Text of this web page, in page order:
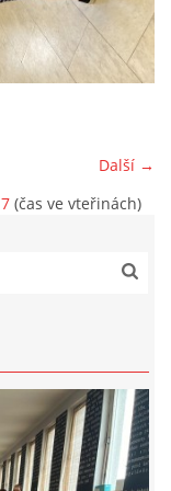
Další →
7 (čas ve vteřinách)